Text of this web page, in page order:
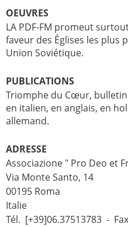
OEUVRES
LA PDF-FM promeut
faveur des Églises les plus
Union Soviétique.
PUBLICATIONS
Triomphe du Cœur,
en italien, en anglais, en
allemand.
ADRESSE
Associazione " Pro Deo et
Via Monte Santo, 14
00195 Roma
Italie
Tél. [+39]06.37513783 -